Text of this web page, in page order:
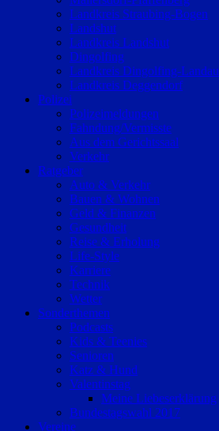
Landkreis Straubing-Bogen
Landshut
Landkreis Landshut
Dingolfing
Landkreis Dingolfing-Landau
Landkreis Deggendorf
Polizei
Polizeimeldungen
Fahndung/Vermisste
Aus dem Gerichtssaal
Verkehr
Ratgeber
Auto & Verkehr
Bauen & Wohnen
Geld & Finanzen
Gesundheit
Reise & Erholung
Life-Style
Karriere
Technik
Wetter
Sonderthemen
Podcasts
Kids & Teenies
Senioren
Katz & Hund
Valentinstag
Meine Liebeserklärung
Bundestagswahl 2017
Vereine